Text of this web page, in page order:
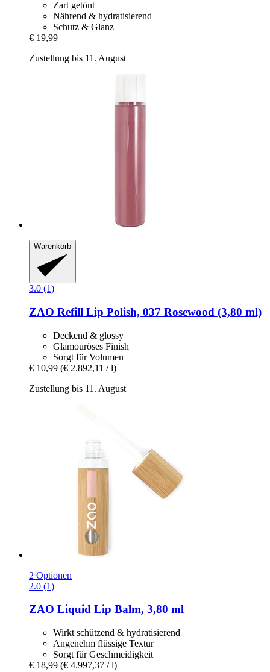
Zart getönt
Nährend & hydratisierend
Schutz & Glanz
€ 19,99
Zustellung bis 11. August
Warenkorb
3.0 (1)
ZAO Refill Lip Polish, 037 Rosewood (3,80 ml)
Deckend & glossy
Glamouröses Finish
Sorgt für Volumen
€ 10,99 (€ 2.892,11 / l)
Zustellung bis 11. August
2 Optionen
2.0 (1)
ZAO Liquid Lip Balm, 3,80 ml
Wirkt schützend & hydratisierend
Angenehm flüssige Textur
Sorgt für Geschmeidigkeit
€ 18,99 (€ 4.997,37 / l)